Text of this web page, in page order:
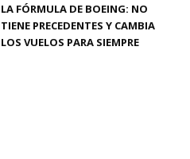
LA FÓRMULA DE BOEING: NO
TIENE PRECEDENTES Y CAMBIA
LOS VUELOS PARA SIEMPRE